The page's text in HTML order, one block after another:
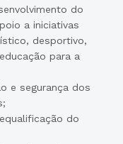
do
a iniciativas
desportivo,
para a
e segurança dos
do